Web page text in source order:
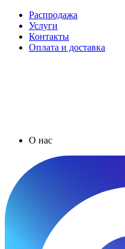
Распродажа
Услуги
Контакты
Оплата и доставка
О нас